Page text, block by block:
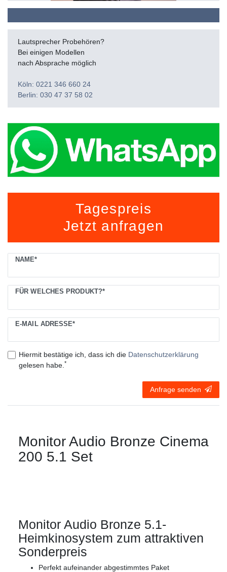
Lautsprecher Probehören?
Bei einigen Modellen
nach Absprache möglich
Köln: 0221 346 660 24
Berlin: 030 47 37 58 02
Tagespreis
Jetzt anfragen
NAME*
FÜR WELCHES PRODUKT?*
E-MAIL ADRESSE*
Hiermit bestätige ich, dass ich die Daten­schutz­erklärung
gelesen habe. *
Anfrage senden
Monitor Audio Bronze Cinema
200 5.1 Set
Monitor Audio Bronze 5.1-
Heimkinosystem zum attraktiven
Sonderpreis
Perfekt aufeinander abgestimmtes Paket